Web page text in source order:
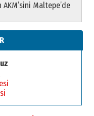
Maltepe’de